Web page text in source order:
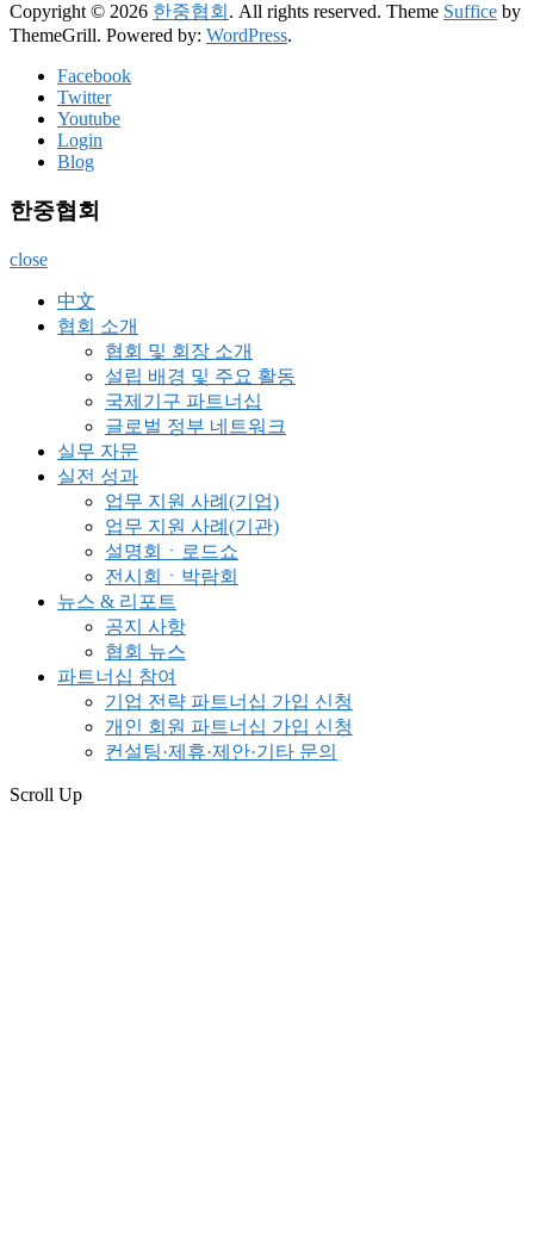
Copyright © 2026 한중협회 . All rights reserved. Theme Suffice by
ThemeGrill. Powered by: WordPress.
Facebook
Twitter
Youtube
Login
Blog
한중협회
close
中文
협회 소개
협회 및 회장 소개
설립 배경 및 주요 활동
국제기구 파트너십
글로벌 정부 네트워크
실무 자문
실전 성과
업무 지원 사례(기업)
업무 지원 사례(기관)
설명회ㆍ로드쇼
전시회ㆍ박람회
뉴스 & 리포트
공지 사항
협회 뉴스
파트너십 참여
기업 전략 파트너십 가입 신청
개인 회원 파트너십 가입 신청
컨설팅·제휴·제안·기타 문의
Scroll Up